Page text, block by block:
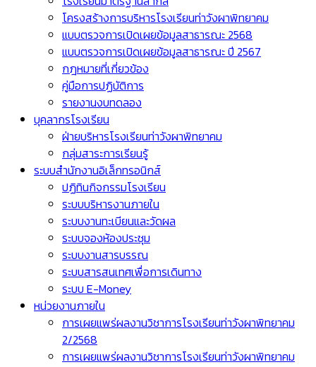
โครงสร้างการบริหารโรงเรียนท่าวังผาพิทยาคม
แบบตรวจการเปิดเผยข้อมูลสาธารณะ 2568
แบบตรวจการเปิดเผยข้อมูลสาธารณะ ปี 2567
กฎหมายที่เกี่ยวข้อง
คู่มือการปฏิบัติการ
รายงานงบทดลอง
บุคลากรโรงเรียน
ฝ่ายบริหารโรงเรียนท่าวังผาพิทยาคม
กลุ่มสาระการเรียนรู้
ระบบสำนักงานอิเล็กทรอนิกส์
ปฏิทินกิจกรรมโรงเรียน
ระบบบริหารงานภายใน
ระบบงานทะเบียนและวัดผล
ระบบจองห้องประชุม
ระบบงานสารบรรณ
ระบบสารสนเทศเพื่อการเดินทาง
ระบบ E-Money
หน่วยงานภายใน
การเผยแพร่ผลงานวิชาการโรงเรียนท่าวังผาพิทยาคม
2/2568
การเผยแพร่ผลงานวิชาการโรงเรียนท่าวังผาพิทยาคม